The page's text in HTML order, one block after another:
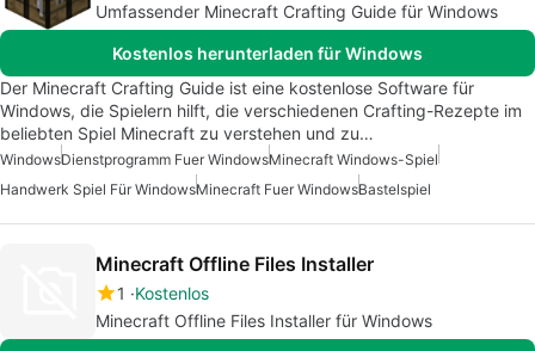
Umfassender Minecraft Crafting Guide für Windows
Kostenlos herunterladen für Windows
Der Minecraft Crafting Guide ist eine kostenlose Software für
Windows, die Spielern hilft, die verschiedenen Crafting-Rezepte im
beliebten Spiel Minecraft zu verstehen und zu…
WindowsDienstprogramm Fuer WindowsMinecraft Windows-Spiel
Handwerk Spiel Für WindowsMinecraft Fuer WindowsBastelspiel
Minecraft Offline Files Installer
1
Kostenlos
Minecraft Offline Files Installer für Windows